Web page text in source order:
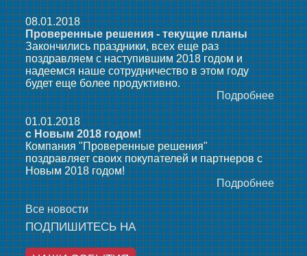
08.01.2018
Проверенные решения - текущие планы
Закончились праздники, всех еще раз
поздравляем с наступившим 2018 годом и
надеемся наше сотрудничество в этом году
будет еще более продуктивно.
Подробнее
01.01.2018
с Новым 2018 годом!
Компания "Проверенные решения"
поздравляет своих покупателей и партнеров с
Новым 2018 годом!
Подробнее
Все новости
ПОДПИШИТЕСЬ НА